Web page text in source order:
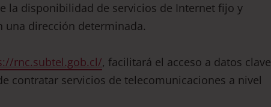
la disponibilidad de servicios de Internet fijo y
una dirección determinada.
rnc.subtel.gob.cl/, facilitará el acceso a datos clave
contratar servicios de telecomunicaciones a nivel